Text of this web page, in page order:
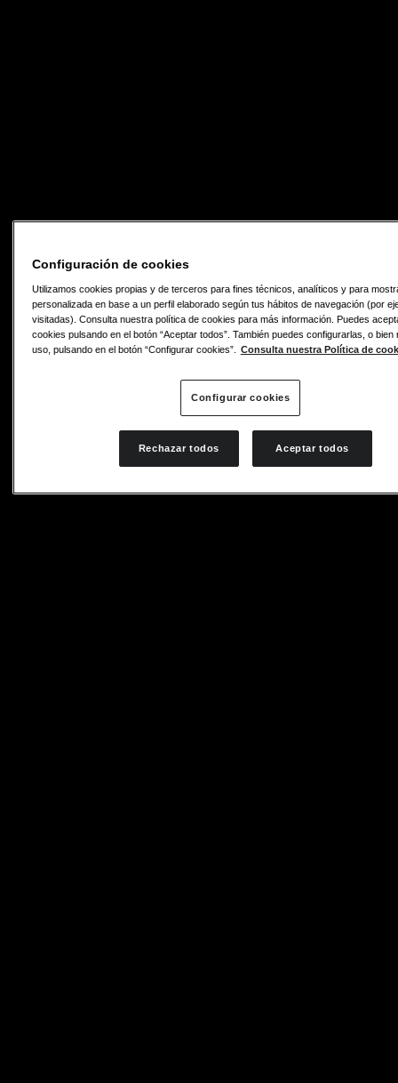
Configuración de cookies
Utilizamos cookies propias y de terceros para fines técnicos, analíticos y para
personalizada en base a un perfil elaborado según tus hábitos de navegación (por
visitadas). Consulta nuestra política de cookies para más información. Puedes
cookies pulsando en el botón “Aceptar todos”. También puedes configurarlas, o
uso, pulsando en el botón “Configurar cookies”.
Consulta nuestra Política de
Configurar cookies
Rechazar todos Aceptar todos